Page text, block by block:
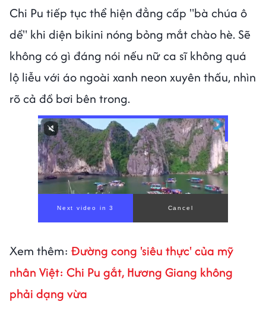
Chi Pu tiếp tục thể hiện đẳng cấp "bà chúa ô
dề" khi diện bikini nóng bỏng mắt chào hè. Sẽ
không có gì đáng nói nếu nữ ca sĩ không quá
lộ liễu với áo ngoài xanh neon xuyên thấu, nhìn
rõ cả đồ bơi bên trong.
Xem thêm: Đường cong 'siêu thực' của mỹ
nhân Việt: Chi Pu gắt, Hương Giang không
phải dạng vừa